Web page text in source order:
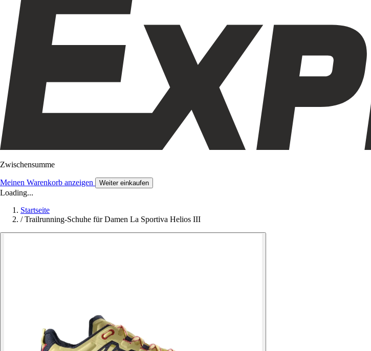
Zwischensumme
Meinen Warenkorb anzeigen Weiter einkaufen
Loading...
Startseite
/ Trailrunning-Schuhe für Damen La Sportiva Helios III